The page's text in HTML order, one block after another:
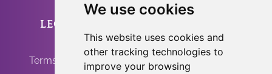
We use cookies
This website uses cookies and
other tracking technologies to
improve your browsing
LEGAL
Terms of Use